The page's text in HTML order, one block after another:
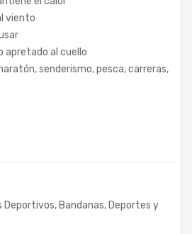
viento
apretado al cuello
senderismo, pesca, carreras,
Deportivos, Bandanas, Deportes y